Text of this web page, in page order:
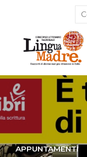
APPUNTAMENTI